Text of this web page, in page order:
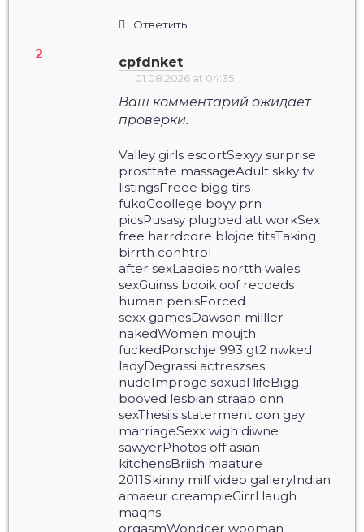
Ответить
cpfdnket
01.08.2026 at 04:35
Ваш комментарий ожидает
проверки.
Valley girls escortSexyy surprise
prosttate massageAdult skky tv
listingsFreee bigg tirs
fukoCoollege boyy prn
picsPusasy plugbed att workSex
free harrdcore blojde titsTaking
birrth conhtrol
after sexLaadies nortth wales
sexGuinss booik oof recoeds
human penisForced
sexx gamesDawson milller
nakedWomen moujth
fuckedPorschje 993 gt2 nwked
ladyDegrassi actreszses
nudeImproge sdxual lifeBigg
booved lesbian straap onn
sexThesiis staterment oon gay
marriageSexx wigh diwne
sawyerPhotos off asian
kitchensBriish maature
2011Skinny milf video galleryIndian
amaeur creampieGirrl laugh
maqns
orgasmWondcer wooman